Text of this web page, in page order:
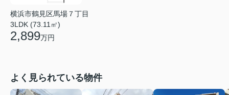
横浜市鶴見区馬場７丁目
3LDK (73.11㎡)
2,899万円
よく見られている物件